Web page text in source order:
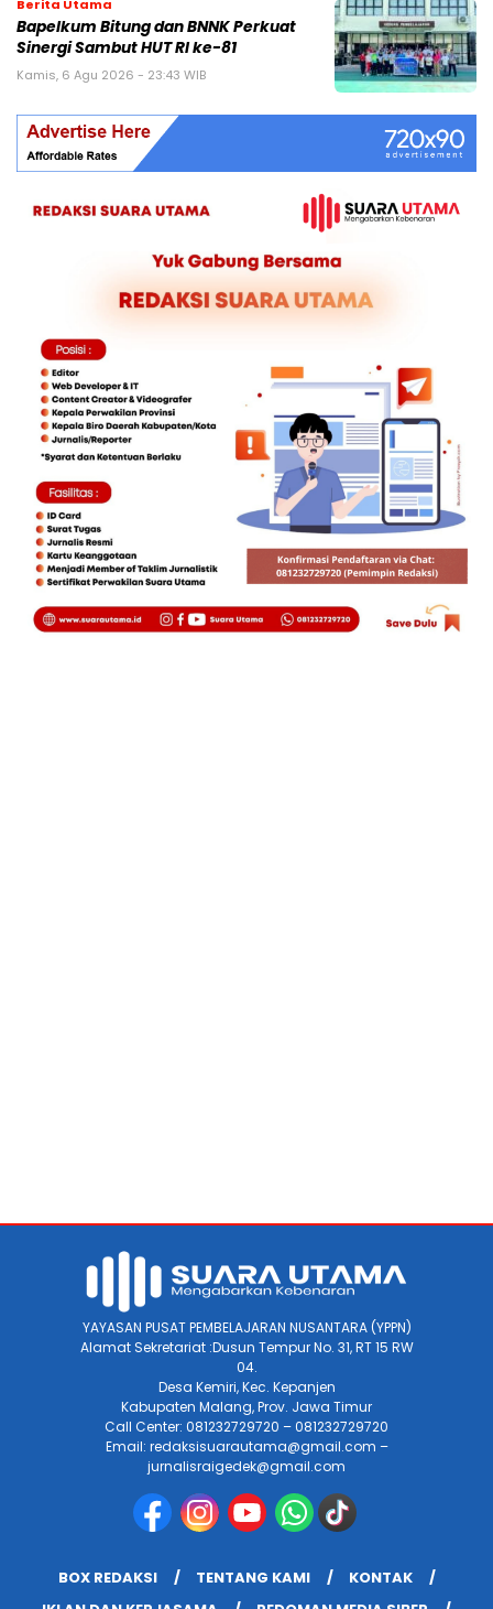
Berita Utama
Bapelkum Bitung dan BNNK Perkuat
Sinergi Sambut HUT RI ke-81
Kamis, 6 Agu 2026 - 23:43 WIB
YAYASAN PUSAT PEMBELAJARAN NUSANTARA (YPPN)
Alamat Sekretariat :Dusun Tempur No. 31, RT 15 RW
04.
Desa Kemiri, Kec. Kepanjen
Kabupaten Malang, Prov. Jawa Timur
Call Center: 081232729720 – 081232729720
Email: redaksisuarautama@gmail.com –
jurnalisraigedek@gmail.com
BOX REDAKSI TENTANG KAMI
KONTAK